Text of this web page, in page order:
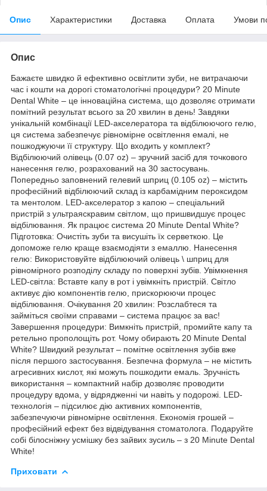
Опис Характеристики Доставка Оплата Умови
Опис
Бажаєте швидко й ефективно освітлити зуби, не витрачаючи
час і кошти на дорогі стоматологічні процедури? 20 Minute
Dental White – це інноваційна система, що дозволяє отримати
помітний результат всього за 20 хвилин в день! Завдяки
унікальній комбінації LED-акселератора та відбілюючого гелю,
ця система забезпечує рівномірне освітлення емалі, не
пошкоджуючи її структуру. Що входить у комплект?
Відбілюючий олівець (0.07 oz) – зручний засіб для точкового
нанесення гелю, розрахований на 30 застосувань.
Попередньо заповнений гелевий шприц (0.105 oz) – містить
професійний відбілюючий склад із карбамідним пероксидом
та ментолом. LED-акселератор з капою – спеціальний
пристрій з ультраяскравим світлом, що пришвидшує процес
відбілювання. Як працює система 20 Minute Dental White?
Підготовка: Очистіть зуби та висушіть їх серветкою. Це
допоможе гелю краще взаємодіяти з емаллю. Нанесення
гелю: Використовуйте відбілюючий олівець \ шприц для
рівномірного розподілу складу по поверхні зубів. Увімкнення
LED-світла: Вставте капу в рот і увімкніть пристрій. Світло
активує дію компонентів гелю, прискорюючи процес
відбілювання. Очікування 20 хвилин: Розслабтеся та
займіться своїми справами – система працює за вас!
Завершення процедури: Вимкніть пристрій, промийте капу та
ретельно прополощіть рот. Чому обирають 20 Minute Dental
White? Швидкий результат – помітне освітлення зубів вже
після першого застосування. Безпечна формула – не містить
агресивних кислот, які можуть пошкодити емаль. Зручність
використання – компактний набір дозволяє проводити
процедуру вдома, у відрядженні чи навіть у подорожі. LED-
технологія – підсилює дію активних компонентів,
забезпечуючи рівномірне освітлення. Економія грошей –
професійний ефект без відвідування стоматолога. Подаруйте
собі білосніжну усмішку без зайвих зусиль – з 20 Minute Dental
White!
Приховати